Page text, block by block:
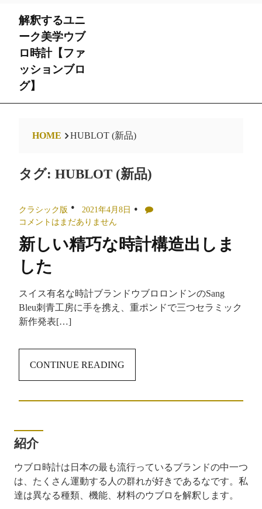
content
解釈するユニ
ーク美学ウブ
ロ時計【ファ
ッションブロ
グ】
HOME HUBLOT (新品)
タグ: HUBLOT (新品)
クラシック版
2021年4月8日
コメントはまだありません
新しい精巧な時計構造出しま
した
スイス有名な時計ブランドウブロロンドンのSang
Bleu刺青工房に手を携え、重ポンドで三つセラミック
新作発表[…]
CONTINUE READING
紹介
ウブロ時計は日本の最も流行っているブランドの中一つ
は、たくさん運動する人の群れが好きであるなです。私
達は異なる種類、機能、材料のウブロを解釈します。